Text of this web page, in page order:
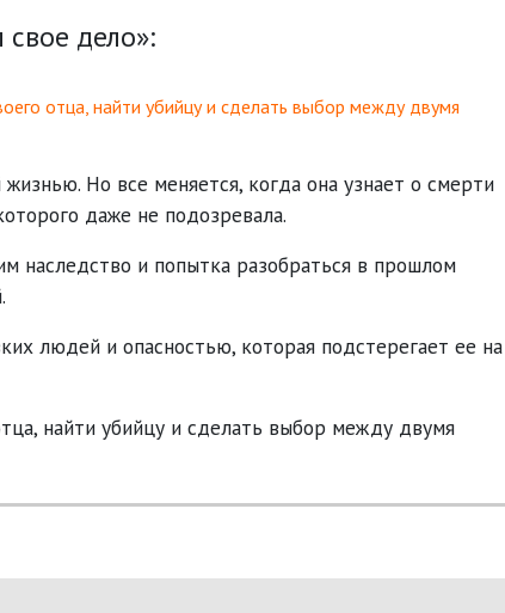
дело»:
отца, найти убийцу и сделать выбор между двумя
Но все меняется, когда она узнает о смерти
даже не подозревала.
наследство и попытка разобраться в прошлом
людей и опасностью, которая подстерегает ее на
найти убийцу и сделать выбор между двумя